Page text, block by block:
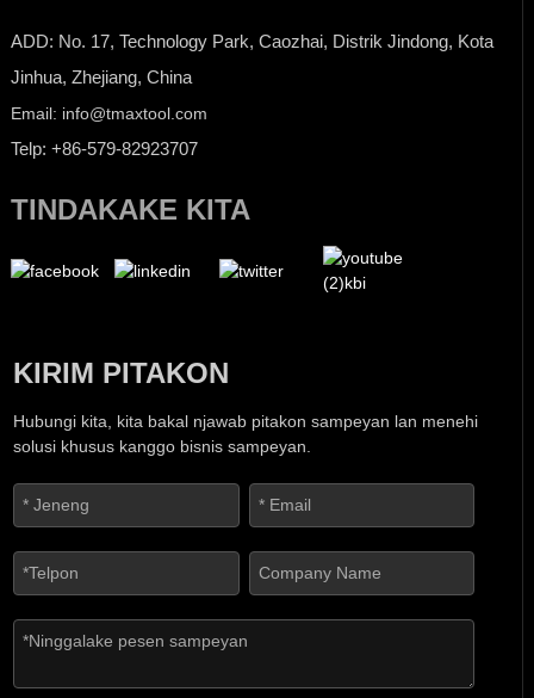
ADD: No. 17, Technology Park, Caozhai, Distrik Jindong, Kota
Jinhua, Zhejiang, China
Email: info@tmaxtool.com
Telp: +86-579-82923707
TINDAKAKE KITA
KIRIM PITAKON
Hubungi kita, kita bakal njawab pitakon sampeyan lan menehi
solusi khusus kanggo bisnis sampeyan.